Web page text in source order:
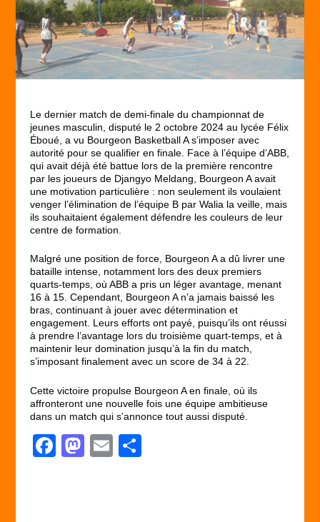
Le dernier match de demi-finale du championnat de
jeunes masculin, disputé le 2 octobre 2024 au lycée Félix
Éboué, a vu Bourgeon Basketball A s’imposer avec
autorité pour se qualifier en finale. Face à l’équipe d’ABB,
qui avait déjà été battue lors de la première rencontre
par les joueurs de Djangyo Meldang, Bourgeon A avait
une motivation particulière : non seulement ils voulaient
venger l’élimination de l’équipe B par Walia la veille, mais
ils souhaitaient également défendre les couleurs de leur
centre de formation.
Malgré une position de force, Bourgeon A a dû livrer une
bataille intense, notamment lors des deux premiers
quarts-temps, où ABB a pris un léger avantage, menant
16 à 15. Cependant, Bourgeon A n’a jamais baissé les
bras, continuant à jouer avec détermination et
engagement. Leurs efforts ont payé, puisqu’ils ont réussi
à prendre l’avantage lors du troisième quart-temps, et à
maintenir leur domination jusqu’à la fin du match,
s’imposant finalement avec un score de 34 à 22.
Cette victoire propulse Bourgeon A en finale, où ils
affronteront une nouvelle fois une équipe ambitieuse
dans un match qui s’annonce tout aussi disputé.
F
M
E